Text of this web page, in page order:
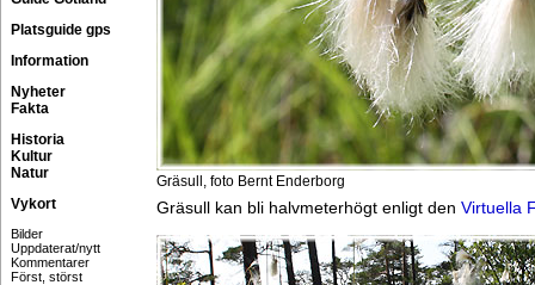
Platsguide gps
Information
Nyheter
Fakta
Historia
Kultur
Natur
Vykort
Bilder
Uppdaterat/nytt
Kommentarer
Först, störst
Gräsull, foto Bernt Enderborg
Gräsull kan bli halvmeterhögt enligt den Virtuella